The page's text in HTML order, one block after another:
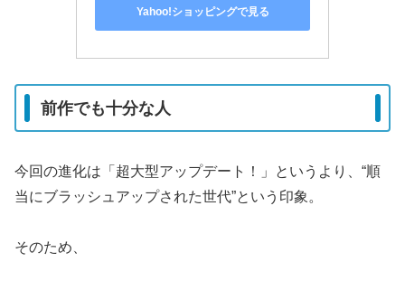
Yahoo!ショッピングで見る
前作でも十分な人
今回の進化は「超大型アップデート！」というより、“順
当にブラッシュアップされた世代”という印象。
そのため、